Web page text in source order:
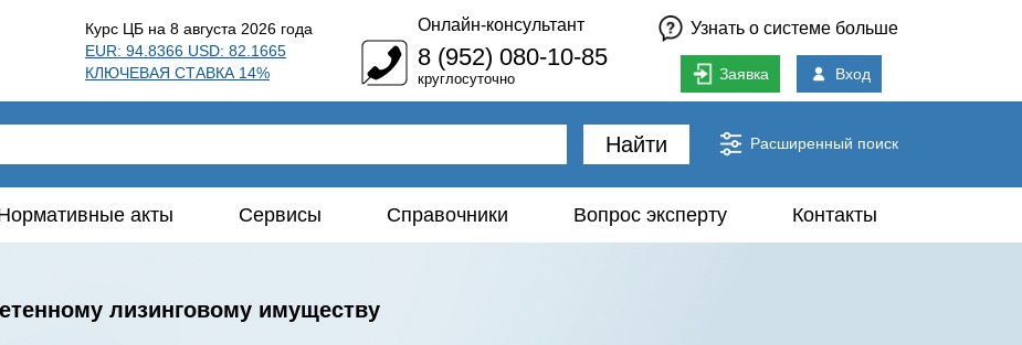
Курс ЦБ на 8 августа 2026 года
EUR: 94.8366 USD: 82.1665
КЛЮЧЕВАЯ СТАВКА 14%
Онлайн-консультант
8 (952) 080-10-85
круглосуточно
Узнать о системе больше
Заявка Вход
Найти Расширенный поиск
акты Сервисы Справочники Вопрос эксперту Контакты
лизинговому имуществу